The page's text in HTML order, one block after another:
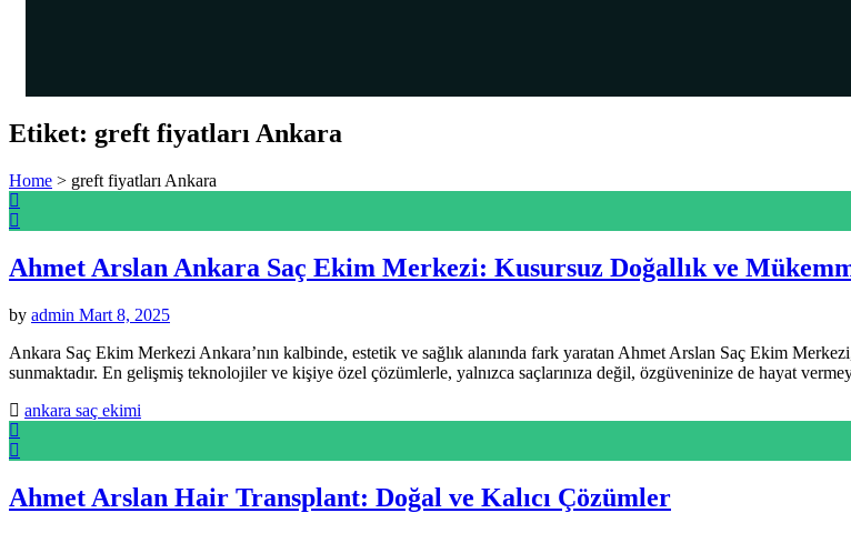
Etiket: greft fiyatları Ankara
Home > greft fiyatları Ankara
Ahmet Arslan Ankara Saç Ekim Merkezi: Kusursuz Doğallık ve
by admin Mart 8, 2025
Ankara Saç Ekim Merkezi Ankara’nın kalbinde, estetik ve sağlık alanında fark yaratan Ahmet Arslan Saç Ekim
sunmaktadır. En gelişmiş teknolojiler ve kişiye özel çözümlerle, yalnızca saçlarınıza değil, özgüveninize de hayat
ankara saç ekimi
Ahmet Arslan Hair Transplant: Doğal ve Kalıcı Çözümler